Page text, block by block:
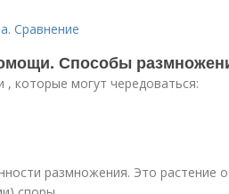
Сравнение
Способы
которые могут чередоваться:
размножения. Это растение